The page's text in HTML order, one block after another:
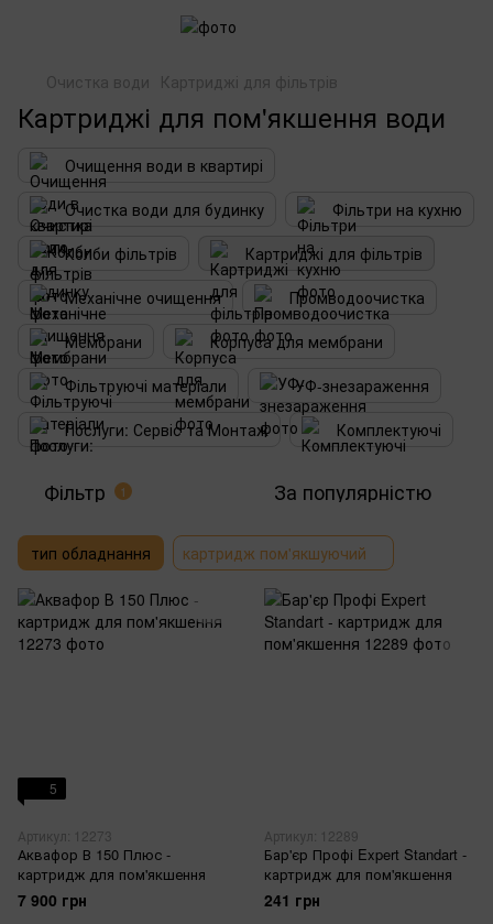
Очистка води Картриджі для фільтрів
Картриджі для пом'якшення води
Очищення води в квартирі
Очистка води для будинку
Фільтри на кухню
Колби фільтрів
Картриджі для фільтрів
Механічне очищення
Промводоочистка
Мембрани
Корпуса для мембрани
Фільтруючі матеріали
УФ-знезараження
Послуги: Сервіс та Монтаж
Комплектуючі
Фільтр 1 За популярністю
тип обладнання картридж пом'якшуючий
5
Артикул: 12273
Аквафор В 150 Плюс -
картридж для пом'якшення
7 900 грн
Артикул: 12289
Бар'єр Профі Expert Standart -
картридж для пом'якшення
241 грн